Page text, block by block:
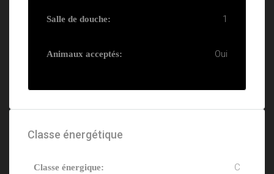
Salle de douche: 1
Animaux acceptés: Oui
Classe énergétique
Classe énergique: C